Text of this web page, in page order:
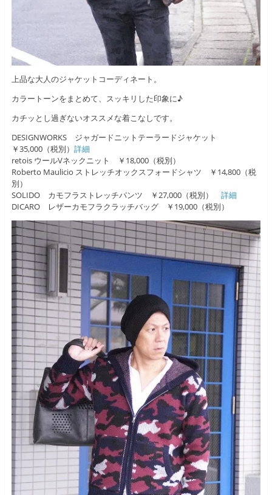
上品な大人のジャケットコーディネート。
カラートーンをまとめて、スッキリした印象に♪
カチッとし過ぎないオススメな着こなしです。
DESIGNWORKS ジャガードニットテーラードジャケット
￥35,000（税別） 詳細
retois ウールVネックニット ￥18,000（税別）
Roberto Maulicio ストレッチオックスフォードシャツ ￥14,800（税
別）
SOLIDO カモフラストレッチパンツ ￥27,000（税別） 詳細
DICARO レザーカモフラクラッチバッグ ￥19,000（税別）